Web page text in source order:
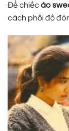
Để chiếcáo
cách phối đồ